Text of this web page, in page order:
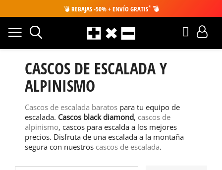
💣 REBAJAS -50% + ENVÍO GRATIS* 💣
CASCOS DE ESCALADA Y
ALPINISMO
Cascos de escalada baratos para tu equipo de
escalada. Cascos black diamond, cascos de
alpinismo, cascos para escalda a los mejores
precios. Disfruta de una escalada a la montaña
segura con nuestros cascos de escalada.